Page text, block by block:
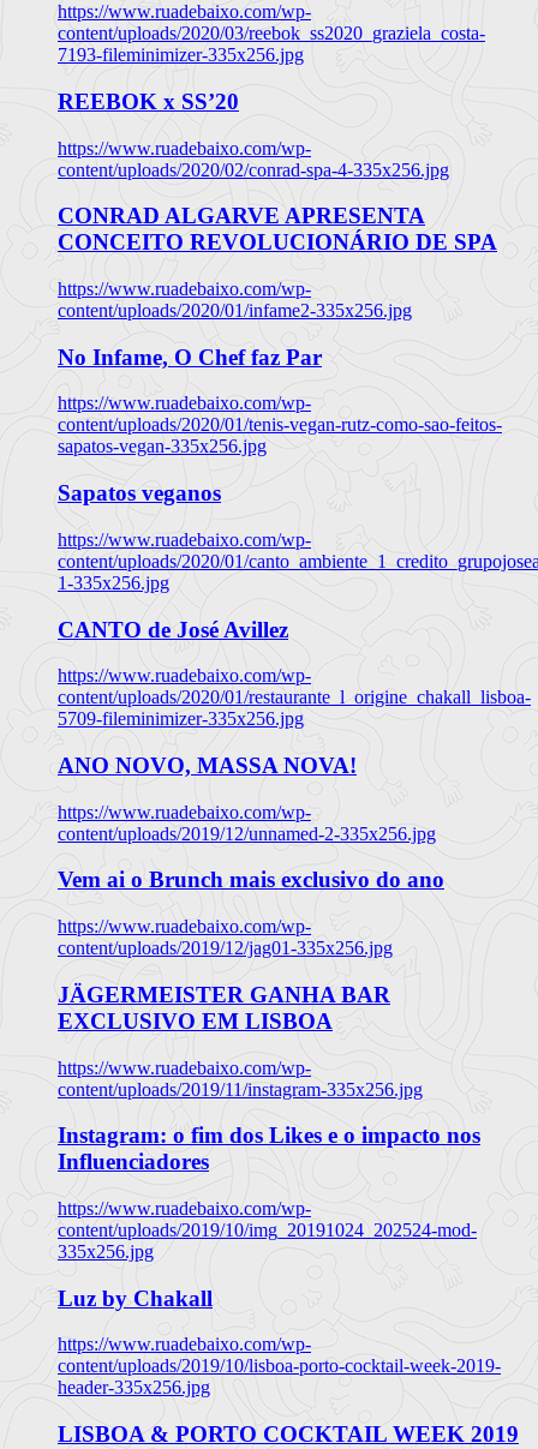
https://www.ruadebaixo.com/wp-
content/uploads/2020/03/reebok_ss2020_graziela_costa-
7193-fileminimizer-335x256.jpg
REEBOK x SS’20
https://www.ruadebaixo.com/wp-
content/uploads/2020/02/conrad-spa-4-335x256.jpg
CONRAD ALGARVE APRESENTA
CONCEITO REVOLUCIONÁRIO DE SPA
https://www.ruadebaixo.com/wp-
content/uploads/2020/01/infame2-335x256.jpg
No Infame, O Chef faz Par
https://www.ruadebaixo.com/wp-
content/uploads/2020/01/tenis-vegan-rutz-como-sao-feitos-
sapatos-vegan-335x256.jpg
Sapatos veganos
https://www.ruadebaixo.com/wp-
content/uploads/2020/01/
1-335x256.jpg
CANTO de José Avillez
https://www.ruadebaixo.com/wp-
content/uploads/2020/01/restaurante_l_origine_chakall_lisboa-
5709-fileminimizer-335x256.jpg
ANO NOVO, MASSA NOVA!
https://www.ruadebaixo.com/wp-
content/uploads/2019/12/unnamed-2-335x256.jpg
Vem ai o Brunch mais exclusivo do ano
https://www.ruadebaixo.com/wp-
content/uploads/2019/12/jag01-335x256.jpg
JÄGERMEISTER GANHA BAR
EXCLUSIVO EM LISBOA
https://www.ruadebaixo.com/wp-
content/uploads/2019/11/instagram-335x256.jpg
Instagram: o fim dos Likes e o impacto nos
Influenciadores
https://www.ruadebaixo.com/wp-
content/uploads/2019/10/img_20191024_202524-mod-
335x256.jpg
Luz by Chakall
https://www.ruadebaixo.com/wp-
content/uploads/2019/10/lisboa-porto-cocktail-week-2019-
header-335x256.jpg
LISBOA & PORTO COCKTAIL WEEK 2019